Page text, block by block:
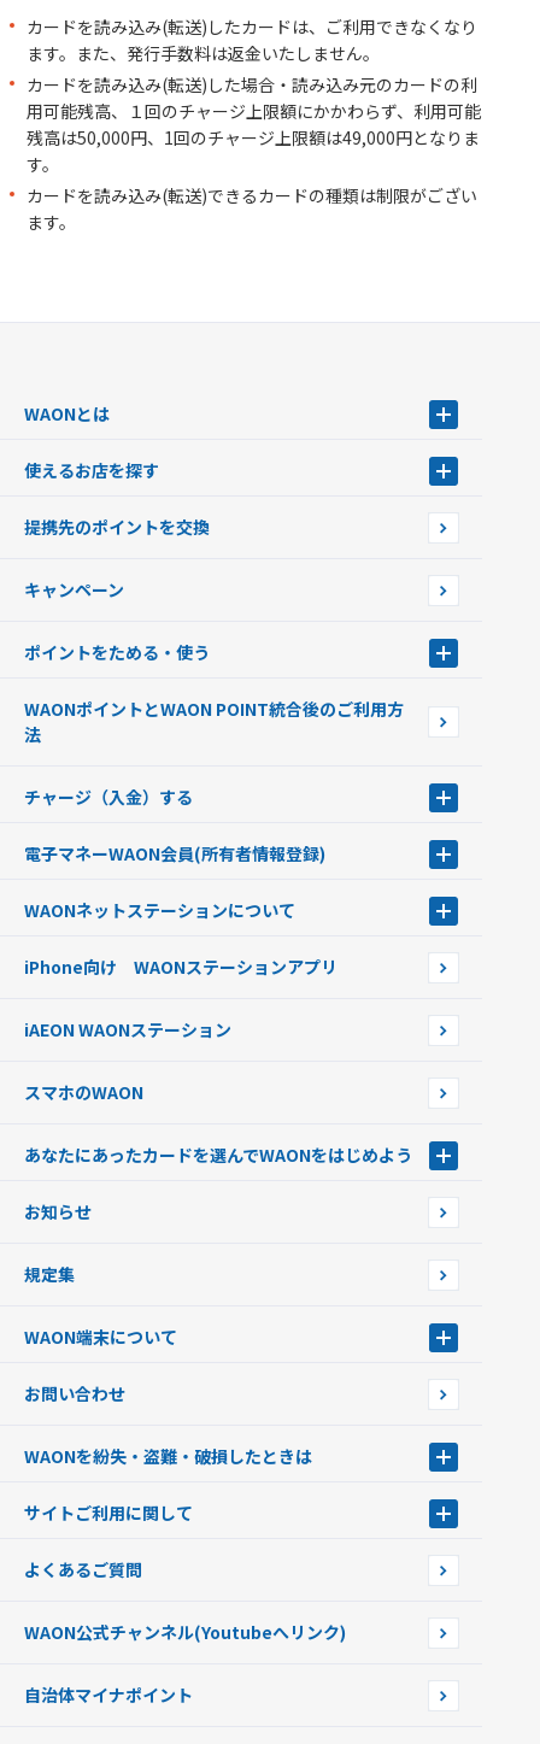
カードを読み込み(転送)したカードは、ご利用できなくなり
ます。また、発行手数料は返金いたしません。
カードを読み込み(転送)した場合・読み込み元のカードの利
用可能残高、１回のチャージ上限額にかかわらず、利用可能
残高は50,000円、1回のチャージ上限額は49,000円となりま
す。
カードを読み込み(転送)できるカードの種類は制限がござい
ます。
WAONとは
WAONを申込む
インターネット上でのお買い物について（ネット決済）
使えるお店を探す
店舗検索
イオン銀行ATM設置場所
提携先のポイントを交換
キャンペーン
ポイントをためる・使う
ポイントの有効期限について
WAONポイントとWAON POINT統合後のご利用方
法
チャージ（入金）する
現金でチャージする
銀行口座・ATMからチャージする
オートチャージ
ポイントからチャージする
チャージ上限金額の変更について
電子マネーWAON会員(所有者情報登録)
WAON POINTサービス会員登録に伴う個人データの共同利用のお知
WAONネットステーションについて
WAONネットステーションWAON端末について
iPhone向け WAONステーションアプリ
iAEON WAONステーション
スマホのWAON
あなたにあったカードを選んでWAONをはじめよう
フードバンク応援WAON
ご当地WAON
G.G WAON
WAONカード・WAONカードプラス
モバイルWAON
提携WAONカード
お知らせ
規定集
WAON端末について
WAONネットステーション
新型WAONステーション
WAONチャージャーmini
お問い合わせ
WAONを紛失・盗難・破損したときは
WAONカードの拾得について
サイトご利用に関して
企業情報
よくあるご質問
WAON公式チャンネル(Youtubeへリンク)
自治体マイナポイント